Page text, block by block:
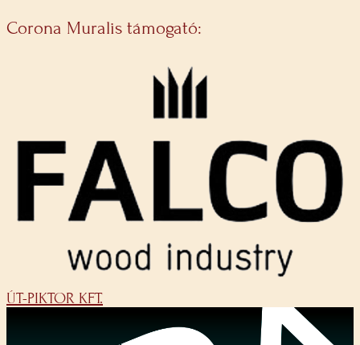
Corona Muralis támogató:
ÚT-PIKTOR KFT.